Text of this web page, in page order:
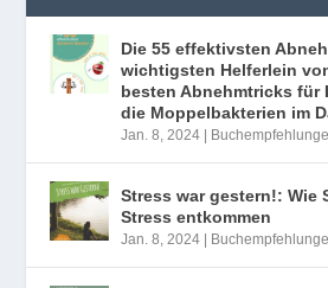
Die 55 effektivsten
wichtigsten Helferlein
besten Abnehmtricks für
die Moppelbakterien im
Jan. 8, 2024 |
Stress war gestern!: Wie
Stress entkommen
Jan. 8, 2024 |